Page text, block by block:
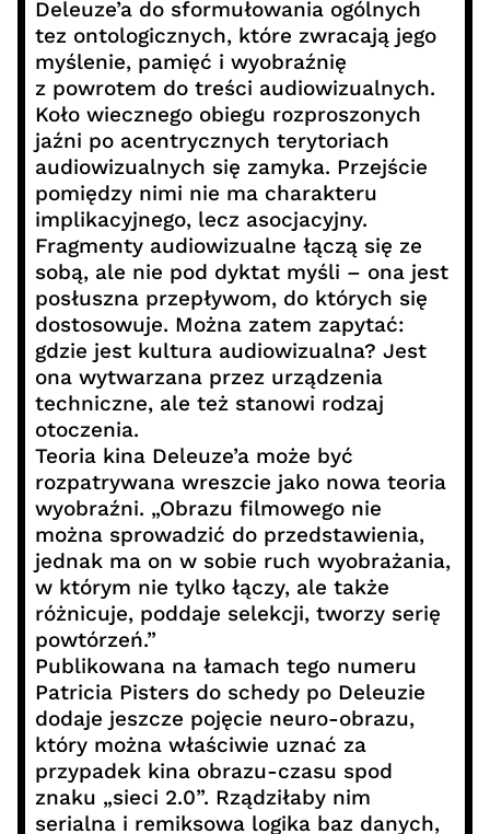
Deleuze’a do sformułowania ogólnych
tez ontologicznych, które zwracają jego
myślenie, pamięć i wyobraźnię
z powrotem do treści audiowizualnych.
Koło wiecznego obiegu rozproszonych
jaźni po acentrycznych terytoriach
audiowizualnych się zamyka. Przejście
pomiędzy nimi nie ma charakteru
implikacyjnego, lecz asocjacyjny.
Fragmenty audiowizualne łączą się ze
sobą, ale nie pod dyktat myśli – ona jest
posłuszna przepływom, do których się
dostosowuje. Można zatem zapytać:
gdzie jest kultura audiowizualna? Jest
ona wytwarzana przez urządzenia
techniczne, ale też stanowi rodzaj
otoczenia.
Teoria kina Deleuze’a może być
rozpatrywana wreszcie jako nowa teoria
wyobraźni. „Obrazu filmowego nie
można sprowadzić do przedstawienia,
jednak ma on w sobie ruch wyobrażania,
w którym nie tylko łączy, ale także
różnicuje, poddaje selekcji, tworzy serię
powtórzeń.”
Publikowana na łamach tego numeru
Patricia Pisters do schedy po Deleuzie
dodaje jeszcze pojęcie neuro-obrazu,
który można właściwie uznać za
przypadek kina obrazu-czasu spod
znaku „sieci 2.0”. Rządziłaby nim
serialna i remiksowa logika baz danych,